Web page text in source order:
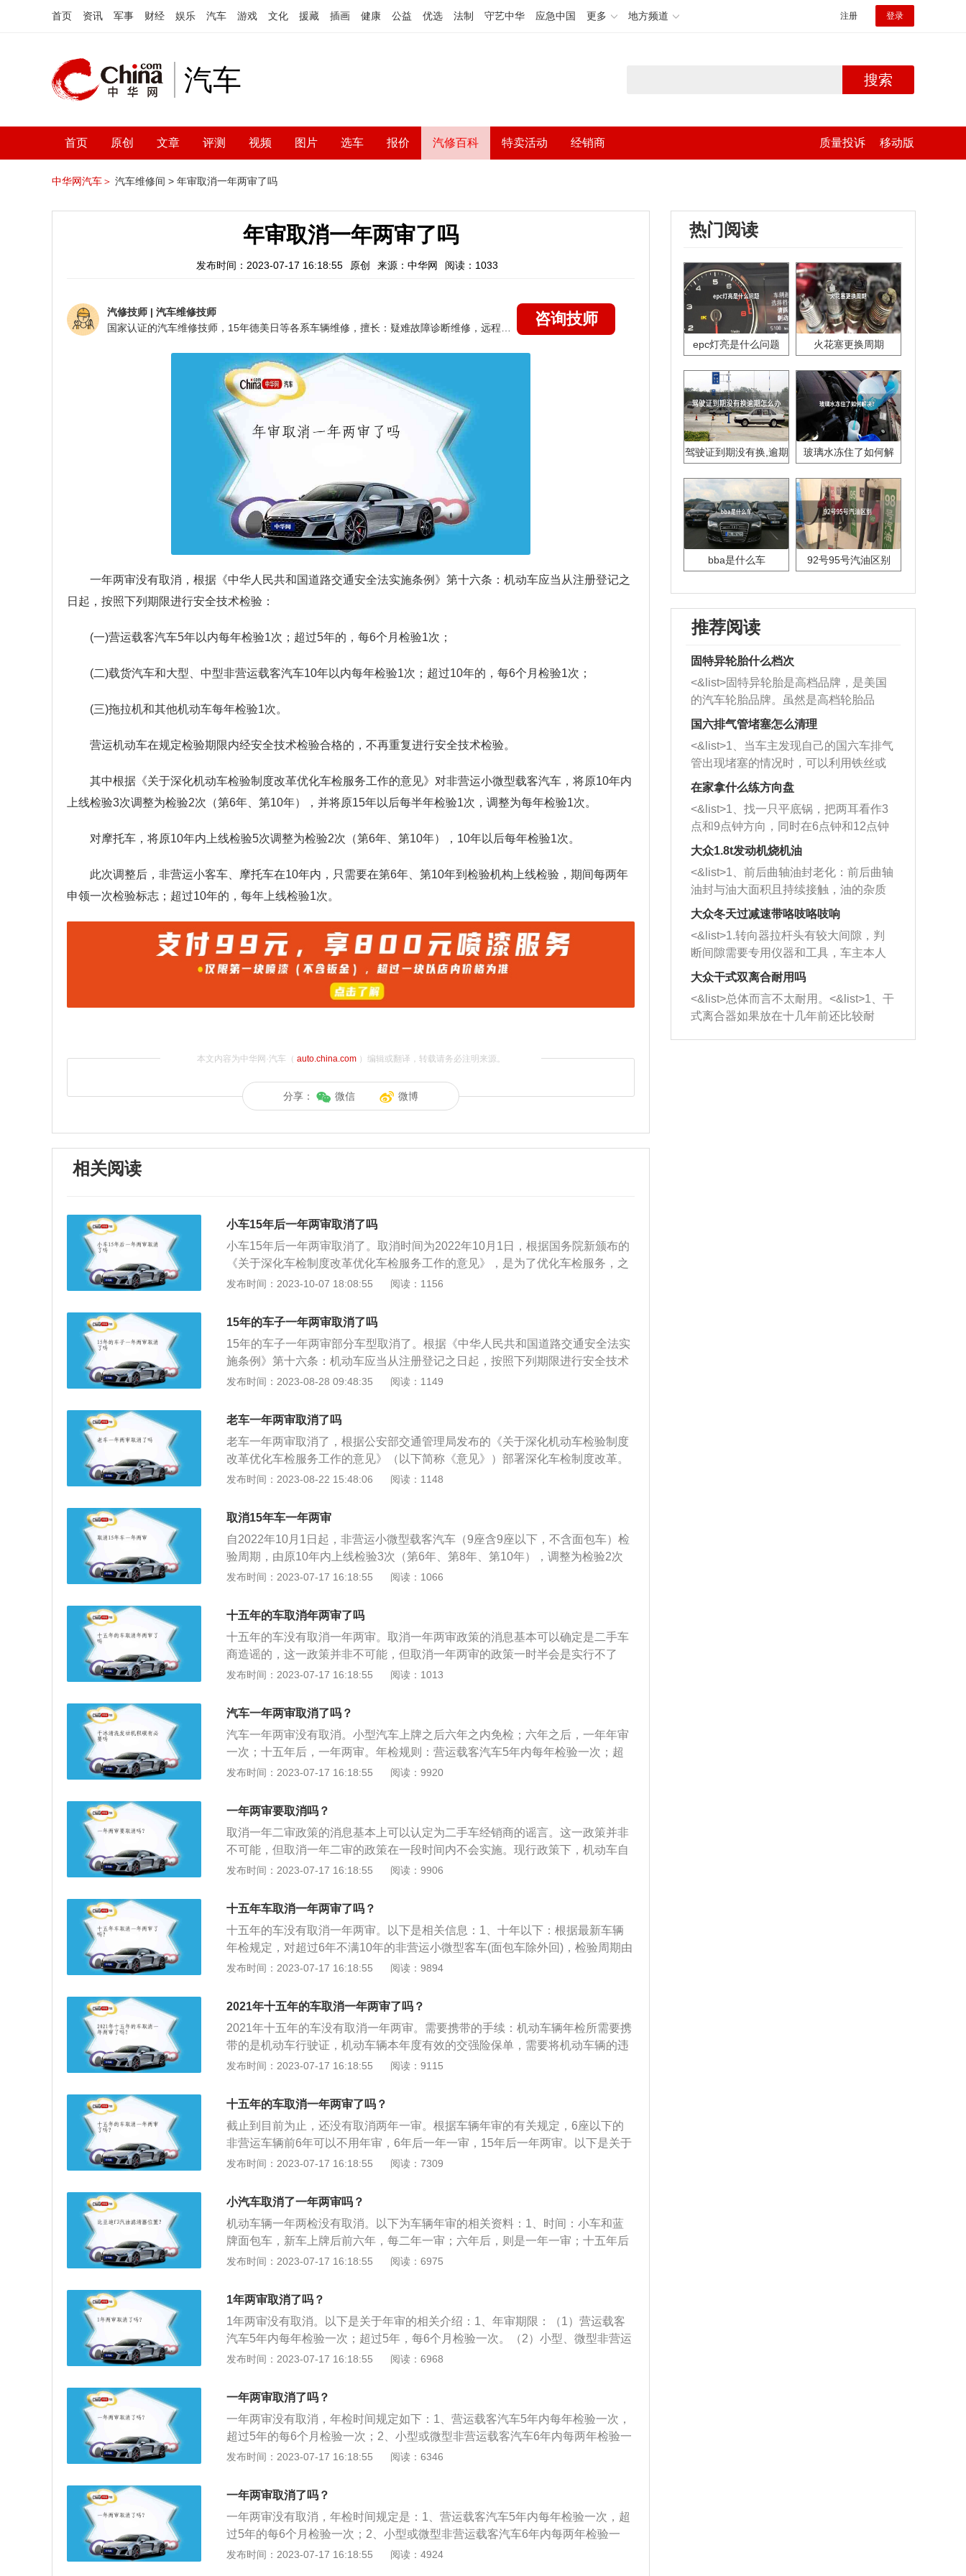
首页 资讯 军事 财经 娱乐 汽车 游戏 文化 援藏 插画 健康 公益 优选 法制 守艺中华 应急中国 更多 地方频道 注册 登录
汽车 搜索
首页 原创 文章 评测 视频 图片 选车 报价 汽修百科 特卖活动 经销商 质量投诉 移动版
中华网汽车＞ 汽车维修间 > 年审取消一年两审了吗
年审取消一年两审了吗
发布时间：2023-07-17 16:18:55 原创 来源：中华网 阅读：1033
汽修技师 | 汽车维修技师
咨询技师
一年两审没有取消，根据《中华人民共和国道路交通安全法实施条例》第十六条：机动车应当从注册登记之
日起，按照下列期限进行安全技术检验：
(一)营运载客汽车5年以内每年检验1次；超过5年的，每6个月检验1次；
(二)载货汽车和大型、中型非营运载客汽车10年以内每年检验1次；超过10年的，每6个月检验1次；
(三)拖拉机和其他机动车每年检验1次。
营运机动车在规定检验期限内经安全技术检验合格的，不再重复进行安全技术检验。
其中根据《关于深化机动车检验制度改革优化车检服务工作的意见》对非营运小微型载客汽车，将原10年内
上线检验3次调整为检验2次（第6年、第10年），并将原15年以后每半年检验1次，调整为每年检验1次。
对摩托车，将原10年内上线检验5次调整为检验2次（第6年、第10年），10年以后每年检验1次。
此次调整后，非营运小客车、摩托车在10年内，只需要在第6年、第10年到检验机构上线检验，期间每两年
申领一次检验标志；超过10年的，每年上线检验1次。
本文内容为中华网·汽车（ auto.china.com）编辑或翻译，转载请务必注明来源。
分享： 微信 微博
相关阅读
小车15年后一年两审取消了吗
小车15年后一年两审取消了。取消时间为2022年10月1日，根据国务院新颁布的
《关于深化车检制度改革优化车检服务工作的意见》，是为了优化车检服务，之
前15年以上的车子是一年两检，统一改成现在10年以上的车子一年检验1次了。
车检验周期，非营运小微型载客汽车，原10年内上线检验3次，现调整为检验2次
车，原10年内上线检验5次（第6年至第10年每年检验1次），现调整为10年内检
验2次（第6年、第10年），10年以后每年检验1次。机动车年检（或车辆年检）
是指对已领取正式牌照和通行证的车辆，每年一次按照《机动车运行安全技术条
于健全状态，确保汽车行驶安全。
发布时间：2023-10-07 18:08:55 阅读：1156
15年的车子一年两审取消了吗
15年的车子一年两审部分车型取消了。根据《中华人民共和国道路交通安全法实
施条例》第十六条：机动车应当从注册登记之日起，按照下列期限进行安全技术
检验：(一)营运载客汽车5年以内每年检验1次；超过5年的，每6个月检验1次；
每6个月检验1次；(三)拖拉机和其他机动车每年检验1次。营运机动车在规定检验
化机动车检验制度改革优化车检服务工作的意见》对非营运小微型载客汽车，将
原10年内上线检验3次调整为检验2次（第6年、第10年），并将原15年以后每半
年检验1次，调整为每年检验1次。对摩托车，将原10年内上线检验5次调整为检
车、摩托车在10年内，只需要在第6年、第10年到检验机构上线检验，期间每两
年申领一次检验标志；超过10年的，每年上线检验1次。
发布时间：2023-08-28 09:48:35 阅读：1149
老车一年两审取消了吗
老车一年两审取消了，根据公安部交通管理局发布的《关于深化机动车检验制度
改革优化车检服务工作的意见》（以下简称《意见》）部署深化车检制度改革。
对非营运小微型载客汽车（9座及9座以下，不含面包车），将原10年内上线检验
年以后每半年检验1次调整为每年检验1次。对摩托车，将原10年内上线检验5次
0年以后每年检验1次。对于大型车非营运载客汽车不超过10年的一年一审，超过
10年的一年两审。过需要注意的是，车辆指的是非营运小微型载客汽车（9座含9
座以下），但有几种情况仍需按照原规定进行验车，分别是：非法改装被处罚的
（公安部令第164号）第五十四条，机动车所有人可以在机动车检验有效期满前
三个月内向车辆管理所申请检验合格标志。除大型载客汽车、校车以外的机动车
因故不能在登记地检验的，机动车所有人可以向车辆所在地车辆管理所申请检验
通事故处理完毕。申请时，机动车所有人应当确认申请信息并提交行驶证、机动
合格证明。车辆管理所应当自受理之日起一日内，审查提交的证明、凭证，核发
检验合格标志。
发布时间：2023-08-22 15:48:06 阅读：1148
取消15年车一年两审
自2022年10月1日起，非营运小微型载客汽车（9座含9座以下，不含面包车）检
验周期，由原10年内上线检验3次（第6年、第8年、第10年），调整为检验2次
（第6年、第10年），并将原15年以后每半年检验1次调整为每年检验1次。目
一审，也就是说，10年内的私家车需要检测3次，而10-15年的车型需要一年一
并不友好，但新规却对15年以上车型非常友好。
发布时间：2023-07-17 16:18:55 阅读：1066
十五年的车取消年两审了吗
十五年的车没有取消一年两审。取消一年两审政策的消息基本可以确定是二手车
商造谣的，这一政策并非不可能，但取消一年两审的政策一时半会是实行不了
的。十年以下：根据最新车辆年检规定，对超过6年不满10年的非营运小微型客
车10年内仅需上线检测2次，分别是第6年、第8年。十年以上：对10年以上的私
上，每半年检验一次。机动车从注册之日起，按照下列期限进行年检：营运载客
汽车5年内每年检验一次；超过5年的，每6个月检验一次；小型、微型非营运载
客汽车6年内每两年检验一次；超过6年的，每年检验一次；超过15年的，每6个
10年的每6个月检验一次；摩托车和其他机动车每年检验一次。
发布时间：2023-07-17 16:18:55 阅读：1013
汽车一年两审取消了吗？
汽车一年两审没有取消。小型汽车上牌之后六年之内免检；六年之后，一年年审
一次；十五年后，一年两审。年检规则：营运载客汽车5年内每年检验一次；超
过5年，每6个月检验一次。小型、微型非营运载客汽车6年内免检，从2020年11
10年，由每年检验1次放宽至每两年检验1次，即10年内仅需上线检测2次，分别
次。载货汽车及中型、大型非营运载客汽车10年内每年检验一次，超过10年的每
6个月检验一次。摩托车和其他机动车每年检验一次。
发布时间：2023-07-17 16:18:55 阅读：9920
一年两审要取消吗？
取消一年二审政策的消息基本上可以认定为二手车经销商的谣言。这一政策并非
不可能，但取消一年二审的政策在一段时间内不会实施。现行政策下，机动车自
登记之日起按下列期限进行机动车年检：运行中的客车应在5年内每年检查一
两年检查一次；6年以上，每年检查一次；15年以上，每6个月检查一次。货车和
次。摩托车和其他机动车辆应每年检查一次。
发布时间：2023-07-17 16:18:55 阅读：9906
十五年车取消一年两审了吗？
十五年的车没有取消一年两审。以下是相关信息：1、十年以下：根据最新车辆
年检规定，对超过6年不满10年的非营运小微型客车(面包车除外回)，检验周期由
每答年检验1次放宽至每两年检验1次。即私家车10年内仅需上线检测2次，分别
周期执行，即10-15年，每年检验一次，15年以上，每半年检验一次。3、一年两
策并非不可能，但取消一年两审的政策一时半会是实行不了的。机动车从注册之
日起，按照下列期限进行年检：1、营运载客汽车5年内每年检验一次；超过5年
的，每6个月检验一次。2、小型、微型非营运载客汽车6年内每两年检验一次；
型、大型非营运载客汽车10年内每年检验一次，超过10年的每6个月检验一次。
4、摩托车和其它机动车每年检验一次。
发布时间：2023-07-17 16:18:55 阅读：9894
2021年十五年的车取消一年两审了吗？
2021年十五年的车没有取消一年两审。需要携带的手续：机动车辆年检所需要携
带的是机动车行驶证，机动车辆本年度有效的交强险保单，需要将机动车辆的违
章违法行为处理，需要将车辆的交通事故未处理处理，才不会影响到机动车辆的
第1种方式是通过手机软件，交管12123办理，第2种方式是直接到车辆管理所或
续，都能够有效的进行办理。
发布时间：2023-07-17 16:18:55 阅读：9115
十五年的车取消一年两审了吗？
截止到目前为止，还没有取消两年一审。根据车辆年审的有关规定，6座以下的
非营运车辆前6年可以不用年审，6年后一年一审，15年后一年两审。以下是关于
15年后一年两审的具体介绍：机动车年检的期限：营运载客汽车5年内每年检验
验一次；超过6年，每年检验一次；超过15年，每6个月检验一次；载货汽车及中
摩托车和其它机动车每年检验一次。机动车年检需要的材料：机动车行驶证：正
副本齐全；有效期为1年且在有效期内的机动车第三者责任保险单。如果是分期
付款没有保险单原件，拿保险单复印件（盖保险公司章）、保险卡，说明理由；
好。单位的车需要代办人的身份证明。
发布时间：2023-07-17 16:18:55 阅读：7309
小汽车取消了一年两审吗？
机动车辆一年两检没有取消。以下为车辆年审的相关资料：1、时间：小车和蓝
牌面包车，新车上牌后前六年，每二年一审；六年后，则是一年一审；十五年后
是一年两审。货车上牌后，每年一审，十年后，一年两审。2、法律依据：《中
3、初次年审内容：初次年检，在于审核机动车是否具备申领牌证的条件，年检
的出厂见样标记是否齐备。（2）对机动车内外轮廓尺寸及轮距、轴距进行测
量。测量的具体项目是车长、车宽、车高、车厢栏板高度及面积、轮距、轴距
等。（3）按技术检验标准逐项进行。合格后，填写"机动车初检异动登记表"，并
发布时间：2023-07-17 16:18:55 阅读：6975
1年两审取消了吗？
1年两审没有取消。以下是关于年审的相关介绍：1、年审期限：（1）营运载客
汽车5年内每年检验一次；超过5年，每6个月检验一次。（2）小型、微型非营运
载客汽车6年内免检，从2020年11月20日起，7-9座非营运小微型客车（面包车除
即10年内仅需上线检测2次，分别是第6年、第8年；10年以上，延续每年检验一
10年内每年检验一次，超过10年的每6个月检验一次。2、注意事项：（1）保持
车辆干净整洁：为了给检验员留下良好的第一印象，建议大家在审车前尽量将车
辆洗好，给人焕然一新的感觉，车上的小刮痕也不会那么明显，这样在检验员那
完，否则会影响审车进度，到时候不但没办法完成车辆年检，车主还要花费时间
去交警队排队处理违章。建议审车前先检查一下自己的车辆是否有违章，然后再
去审车。
发布时间：2023-07-17 16:18:55 阅读：6968
一年两审取消了吗？
一年两审没有取消，年检时间规定如下：1、营运载客汽车5年内每年检验一次，
超过5年的每6个月检验一次；2、小型或微型非营运载客汽车6年内每两年检验一
次，超过6年的每年检验一次，超过15年的每6个月检验一次；3、载货汽车和中
4、摩托车和其他机动车每年检验一次。更多相关资料如下：在审车时，检测线
排放等。如果一项测试不通过，审车就是没有通过。
发布时间：2023-07-17 16:18:55 阅读：6346
一年两审取消了吗？
一年两审没有取消，年检时间规定是：1、营运载客汽车5年内每年检验一次，超
过5年的每6个月检验一次；2、小型或微型非营运载客汽车6年内每两年检验一
次，超过6年的每年检验一次，超过15年的每6个月检验一次；3、载货汽车和中
发布时间：2023-07-17 16:18:55 阅读：4924
热门阅读
epc灯亮是什么问题 火花塞更换周期
驾驶证到期没有换,逾期
玻璃水冻住了如何解
bba是什么车 92号95号汽油区别
推荐阅读
固特异轮胎什么档次
<&list>固特异轮胎是高档品牌，是美国
的汽车轮胎品牌。虽然是高档轮胎品
牌，但是中高低端的轮胎都有生产，这
也是为了更好的开拓市场。
国六排气管堵塞怎么清理
<&list>1、当车主发现自己的国六车排气
管出现堵塞的情况时，可以利用铁丝或
者是细棍，直接将杂物给取出来，如果
堵塞情况比较严重，也可以采取应急措
施。 <&list>2、直接利用木棍将所有的
杂物推到排气管里面的位置处，然后将
三元催化器拆解开，就可以将堵塞的东
西取出来。但如果是因为积碳过多引起
的堵塞，就需要将三元催化器泡在草酸
洗剂对堵塞的情况得到解决，将清洗剂
放在燃油箱中，与燃油混合后，车辆启
动时，就可以和汽油一起进入到燃烧
室，最后形成废气排出，就可以让三元
催化器得到清洗，排气管堵塞的情况就
能够得到解决。
在家拿什么练方向盘
<&list>1、找一只平底锅，把两耳看作3
点和9点钟方向，同时在6点钟和12点钟
方向做一个标记。 <&list>2、双手握住
一圈半的练习，往右同样也要打相同的
圈数。 <&list>3、最后强调要反复练
习，这样就可以形成肌肉记忆，在真实
驾驶车辆时，不需要记忆也能打好方
向。
大众1.8t发动机烧机油
<&list>1、前后曲轴油封老化：前后曲轴
油封与油大面积且持续接触，油的杂质
和发动机内持续温度变化使其密封效果
逐渐减弱，导致渗油或漏油。<&list>2、
活塞间隙过大：积碳会使活塞环与缸体
的间隙扩大，导致机油流入燃烧室中，
造成烧机油。<&list>3、机油粘度。使用
机油粘度过小的话，同样会有烧机油现
象，机油粘度过小具有很好的流动性，
大众冬天过减速带咯吱咯吱响
<&list>1.转向器拉杆头有较大间隙，判
断间隙需要专用仪器和工具，车主本人
无法制作，需要将车辆送到修理厂或4s
店；<&list>2.车辆半轴套管防尘罩破
裂，破裂后会出现漏油现象，使半轴磨
损严重，磨损的半轴容易损坏，产生异
响；<&list>3.稳定器的转向胶套和球头
大众干式双离合耐用吗
<&list>总体而言不太耐用。<&list>1、干
式离合器如果放在十几年前还比较耐